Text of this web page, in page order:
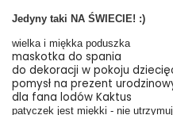
Jedyny taki NA ŚWIECIE! :)
wielka i miękka poduszka
maskotka do spania
do dekoracji w pokoju
pomysł na prezent
dla fana lodów Kaktus
patyczek jest miękki - nie